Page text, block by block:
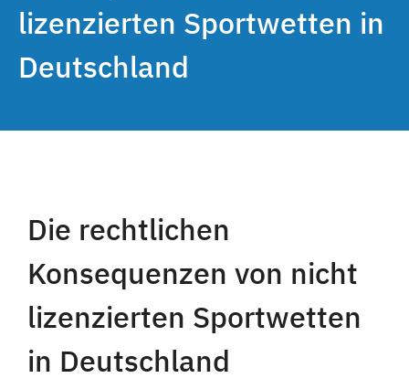
lizenzierten Sportwetten in
Deutschland
Die rechtlichen
Konsequenzen von nicht
lizenzierten Sportwetten
in Deutschland